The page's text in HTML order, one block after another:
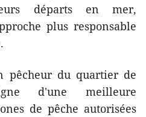
départs en mer,
plus responsable
pêcheur du quartier de
d'une meilleure
de pêche autorisées